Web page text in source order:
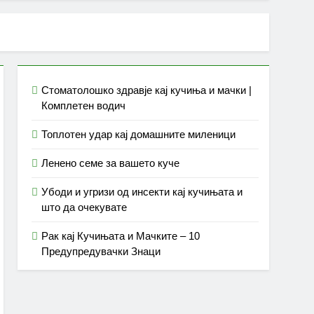
Стоматолошко здравје кај кучиња и мачки |
Комплетен водич
Топлотен удар кај домашните миленици
Ленено семе за вашето куче
Убоди и угризи од инсекти кај кучињата и
што да очекувате
Рак кај Кучињата и Мачките – 10
Предупредувачки Знаци